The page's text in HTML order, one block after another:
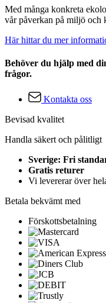
Med många konkreta
vår påverkan på miljö och
Här hittar du mer
Behöver du hjälp med
frågor.
Kontakta oss
Bevisad kvalitet
Handla säkert och pålitligt
Sverige: Fri
Gratis returer
Vi levererar över
Betala bekvämt med
Förskottsbetalning